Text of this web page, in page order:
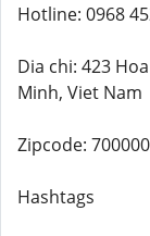
Hotline: 0968
Dia chi: 423
Minh, Viet Nam
Zipcode: 700000
Hashtags